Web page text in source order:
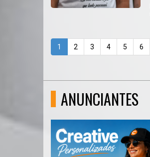
1 2 3 4 5 6
ANUNCIANTES